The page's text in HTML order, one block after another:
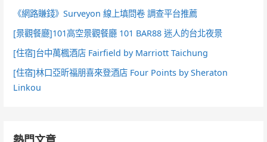
《網路賺錢》Surveyon 線上填問卷 調查平台推薦
[景觀餐廳]101高空景觀餐廳 101 BAR88 迷人的台北夜景
[住宿]台中萬楓酒店 Fairfield by Marriott Taichung
[住宿]林口亞昕福朋喜來登酒店 Four Points by Sheraton
Linkou